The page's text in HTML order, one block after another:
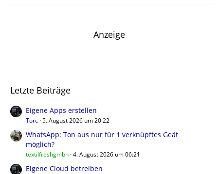
Anzeige
Letzte Beiträge
Eigene Apps erstellen
Torc 5. August 2026 um 20:22
WhatsApp: Ton aus nur für 1 verknüpftes Geät
möglich?
textilfreshgmbh 4. August 2026 um 06:21
Eigene Cloud betreiben